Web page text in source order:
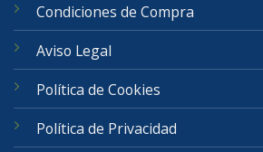
Condiciones de Compra
Aviso Legal
Política de Cookies
Política de Privacidad